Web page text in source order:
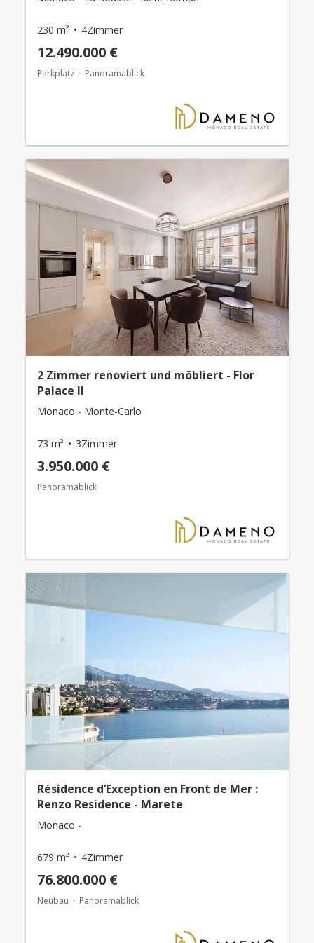
230 m² 4Zimmer
12.490.000 €
Parkplatz Panoramablick
2 Zimmer renoviert und möbliert - Flor
Palace II
Monaco - Monte-Carlo
73 m² 3Zimmer
3.950.000 €
Panoramablick
Résidence d’Exception en Front de Mer :
Renzo Residence - Marete
Monaco -
679 m² 4Zimmer
76.800.000 €
Neubau Panoramablick